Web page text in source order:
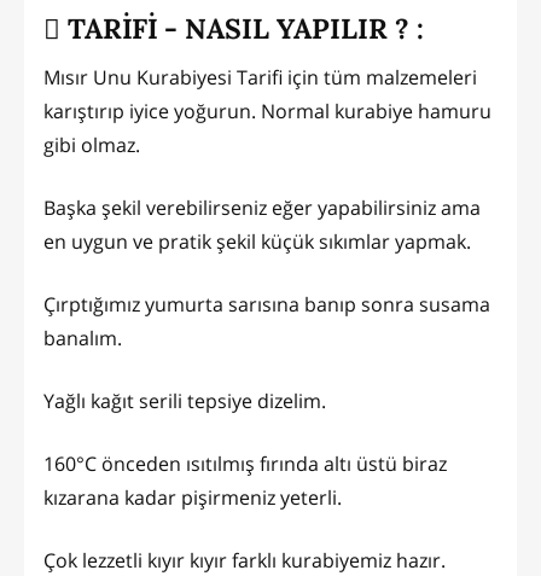
TARİFİ - NASIL YAPILIR ? :
Mısır Unu Kurabiyesi Tarifi için tüm malzemeleri
karıştırıp iyice yoğurun. Normal kurabiye hamuru
gibi olmaz.
Başka şekil verebilirseniz eğer yapabilirsiniz ama
en uygun ve pratik şekil küçük sıkımlar yapmak.
Çırptığımız yumurta sarısına banıp sonra susama
banalım.
Yağlı kağıt serili tepsiye dizelim.
160°C önceden ısıtılmış fırında altı üstü biraz
kızarana kadar pişirmeniz yeterli.
Çok lezzetli kıyır kıyır farklı kurabiyemiz hazır.